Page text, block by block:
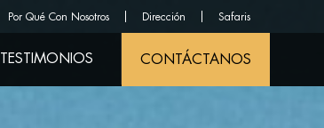
Por Qué Con Nosotros Dirección Safaris
TESTIMONIOS CONTÁCTANOS